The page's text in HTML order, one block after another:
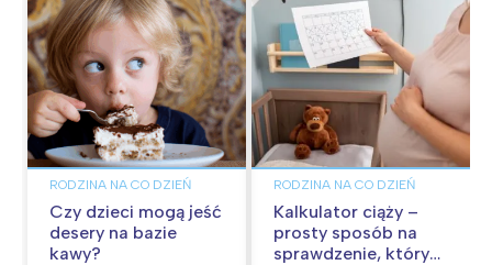
RODZINA NA CO DZIEŃ
Czy dzieci mogą jeść
desery na bazie
kawy?
RODZINA NA CO DZIEŃ
Kalkulator ciąży –
prosty sposób na
sprawdzenie, który